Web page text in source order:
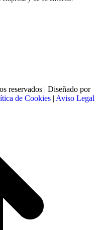
reservados | Diseñado por
de Cookies| Aviso Legal